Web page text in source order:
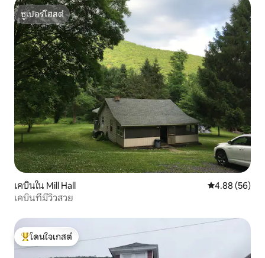
ซูเปอร์โฮสต์
ซูเปอร์โฮสต์
เคบินใน Mill Hall คะแนนเฉลี่ย
4.88 (56)
เคบินที่มีวิวสวย
โดนใจเกสต์ที่สุด
โดนใจเกสต์